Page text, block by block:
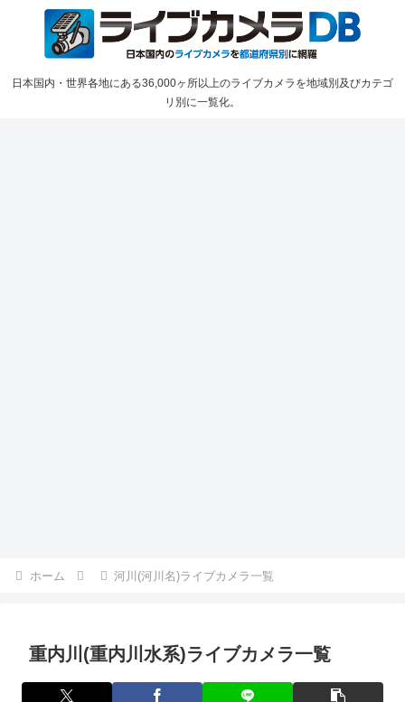
日本国内・世界各地にある36,000ヶ所以上のライブカメラを地域別及びカテゴ
リ別に一覧化。
ホーム 河川(河川名)ライブカメラ一覧
重内川(重内川水系)ライブカメラ一覧